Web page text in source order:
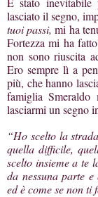
lasciato il segno,
tuoi passi,mi ha
Fortezza mi ha
non sono riuscita
Ero sempre lì a
più, che hanno
famiglia
lasciarmi un segno
“Ho scelto la
quella difficile,
scelto insieme a te
da nessuna parte
ed è come se non ti